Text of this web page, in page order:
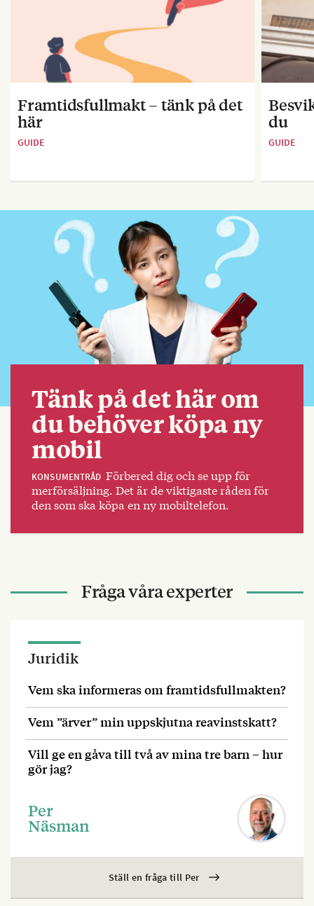
Framtidsfullmakt – tänk på det
här
GUIDE
du
GUIDE
Tänk på det här om
du behöver köpa ny
mobil
KONSUMENTRÅD Förbered dig och se upp för
merförsäljning. Det är de viktigaste råden för
den som ska köpa en ny mobiltelefon.
Fråga våra experter
Juridik
Vem ska informeras om framtidsfullmakten?
Vem ”ärver” min uppskjutna reavinstskatt?
Vill ge en gåva till två av mina tre barn – hur
gör jag?
Per
Näsman
Ställ en fråga till Per